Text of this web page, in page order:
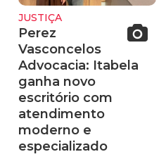
JUSTIÇA
Perez
Vasconcelos
Advocacia: Itabela
ganha novo
escritório com
atendimento
moderno e
especializado